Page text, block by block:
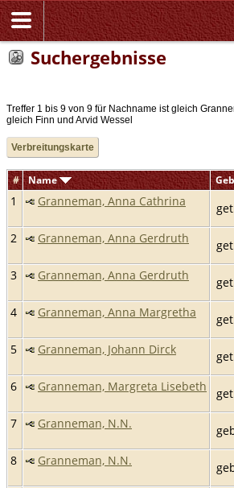
Suchergebnisse
Treffer 1 bis 9 von 9 für Nachname ist gleich
gleich Finn und Arvid Wessel
Verbreitungskarte
# Name
1 Granneman, Anna Cathrina
2
Granneman, Anna Gerdruth
3
Granneman, Anna Gerdruth
4
Granneman, Anna Margretha
5
Granneman, Johann Dirck
6
Granneman, Margreta Lisebeth
7
Granneman, N.N.
8
Granneman, N.N.